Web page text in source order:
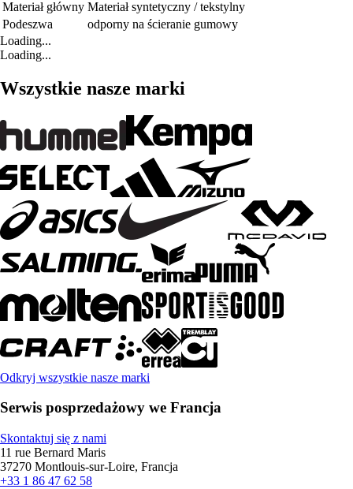
Materiał główny Materiał syntetyczny / tekstylny
Podeszwa
odporny na ścieranie gumowy
Loading...
Loading...
Wszystkie nasze marki
Odkryj wszystkie nasze marki
Serwis posprzedażowy we Francja
Skontaktuj się z nami
11 rue Bernard Maris
37270 Montlouis-sur-Loire, Francja
+33 1 86 47 62 58